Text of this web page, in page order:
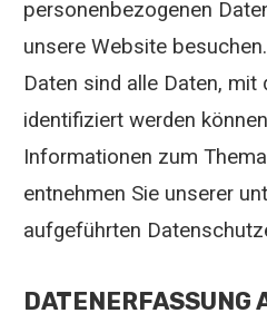
personenbezogenen
unsere Website
Daten sind alle Daten, mit
identifiziert werden
Informationen zum
entnehmen Sie unserer
aufgeführten
DATENERFASSUNG